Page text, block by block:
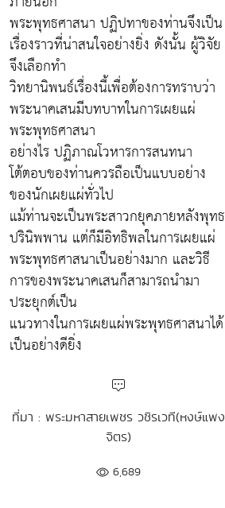
พระพุทธศาสนา ปฏิปทาของท่านจึงเป็น
เรื่องราวที่น่าสนใจอย่างยิ่ง ดังนั้น ผู้วิจัย
จึงเลือกทำ
วิทยานิพนธ์เรื่องนี้เพื่อต้องการทราบว่า
พระนาคเสนมีบทบาทในการเผยแผ่
พระพุทธศาสนา
อย่างไร ปฏิภาณโวหารการสนทนา
โต้ตอบของท่านควรถือเป็นแบบอย่าง
ของนักเผยแผ่ทั่วไป
แม้ท่านจะเป็นพระสาวกยุคภายหลังพุทธ
ปรินิพพาน แต่ก็มีอิทธิพลในการเผยแผ่
พระพุทธศาสนาเป็นอย่างมาก และวิธี
การของพระนาคเสนก็สามารถนำมา
ประยุกต์เป็น
แนวทางในการเผยแผ่พระพุทธศาสนาได้
เป็นอย่างดียิ่ง
ที่มา : พระมหาสายเพชร วชิรเวที(หงษ์แพง
จิตร)
6,689